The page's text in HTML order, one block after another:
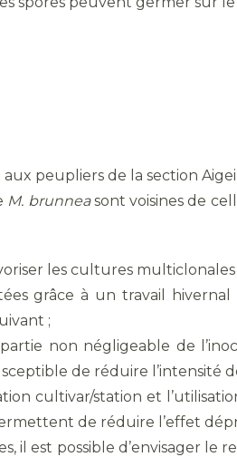
peupliers de la section
M. brunneasont voisines de
les cultures
grâce à un travail
;
partie non négligeable de
de réduire l’intensité
cultivar/station et
de réduire l’effet
il est possible d’envisager